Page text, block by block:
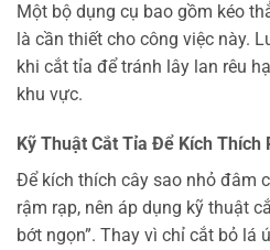
Một bộ dụng cụ bao gồm kéo
là cần thiết cho công việc này.
khi cắt tỉa để tránh lây lan rêu
khu vực.
Kỹ Thuật Cắt Tỉa Để Kích Thích
Để kích thích cây sao nhỏ đâm
rậm rạp, nên áp dụng kỹ thuật
bớt ngọn”. Thay vì chỉ cắt bỏ lá